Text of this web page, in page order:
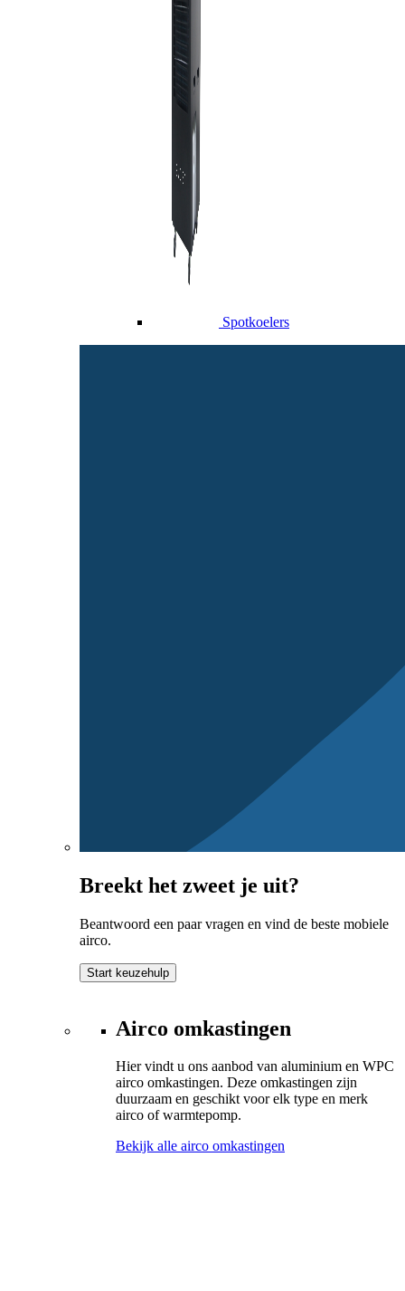
Spotkoelers
Breekt het zweet je uit?
Beantwoord een paar vragen en vind de beste mobiele
airco.
Start keuzehulp
Airco omkastingen
Hier vindt u ons aanbod van aluminium en WPC
airco omkastingen. Deze omkastingen zijn
duurzaam en geschikt voor elk type en merk
airco of warmtepomp.
Bekijk alle airco omkastingen